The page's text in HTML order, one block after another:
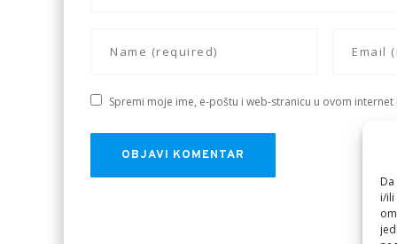
i/ili
Spremi moje ime, e-poštu i web-stranicu u ovom